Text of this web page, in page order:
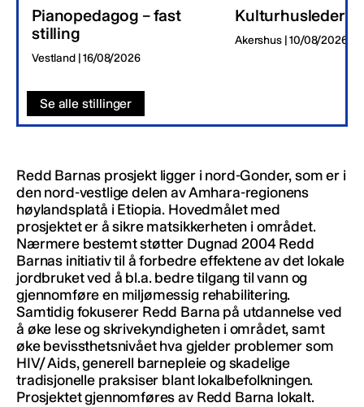
Pianopedagog – fast
stilling
Vestland | 16/08/2026
Kulturhusleder
Akershus | 10/08/2026
Se alle stillinger
Redd Barnas prosjekt ligger i nord-Gonder, som er i
den nord-vestlige delen av Amhara-regionens
høylandsplatå i Etiopia. Hovedmålet med
prosjektet er å sikre matsikkerheten i området.
Nærmere bestemt støtter Dugnad 2004 Redd
Barnas initiativ til å forbedre effektene av det lokale
jordbruket ved å bl.a. bedre tilgang til vann og
gjennomføre en miljømessig rehabilitering.
Samtidig fokuserer Redd Barna på utdannelse ved
å øke lese og skrivekyndigheten i området, samt
øke bevissthetsnivået hva gjelder problemer som
HIV/ Aids, generell barnepleie og skadelige
tradisjonelle praksiser blant lokalbefolkningen.
Prosjektet gjennomføres av Redd Barna lokalt.